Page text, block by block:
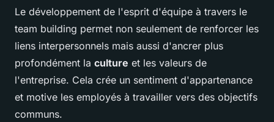
Le développement de l'esprit d'équipe à travers le
team building permet non seulement de renforcer les
liens interpersonnels mais aussi d'ancrer plus
profondément la culture et les valeurs de
l'entreprise. Cela crée un sentiment d'appartenance
et motive les employés à travailler vers des objectifs
communs.